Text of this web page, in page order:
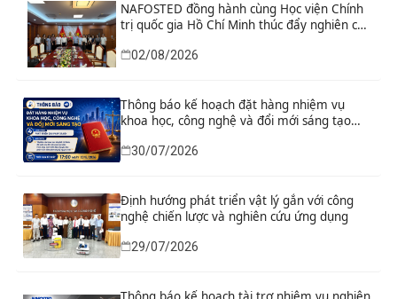
NAFOSTED đồng hành cùng Học viện Chính
trị quốc gia Hồ Chí Minh thúc đẩy nghiên cứu
02/08/2026
Thông báo kế hoạch đặt hàng nhiệm vụ
khoa học, công nghệ và đổi mới sáng tạo
“Nghiên cứu khoa học tổng kết thi hành, đề
xuất sửa đổi, bổ sung toàn diện Hiến pháp
30/07/2026
Định hướng phát triển vật lý gắn với công
nghệ chiến lược và nghiên cứu ứng dụng
29/07/2026